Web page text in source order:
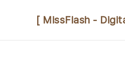
[ MissFlash -